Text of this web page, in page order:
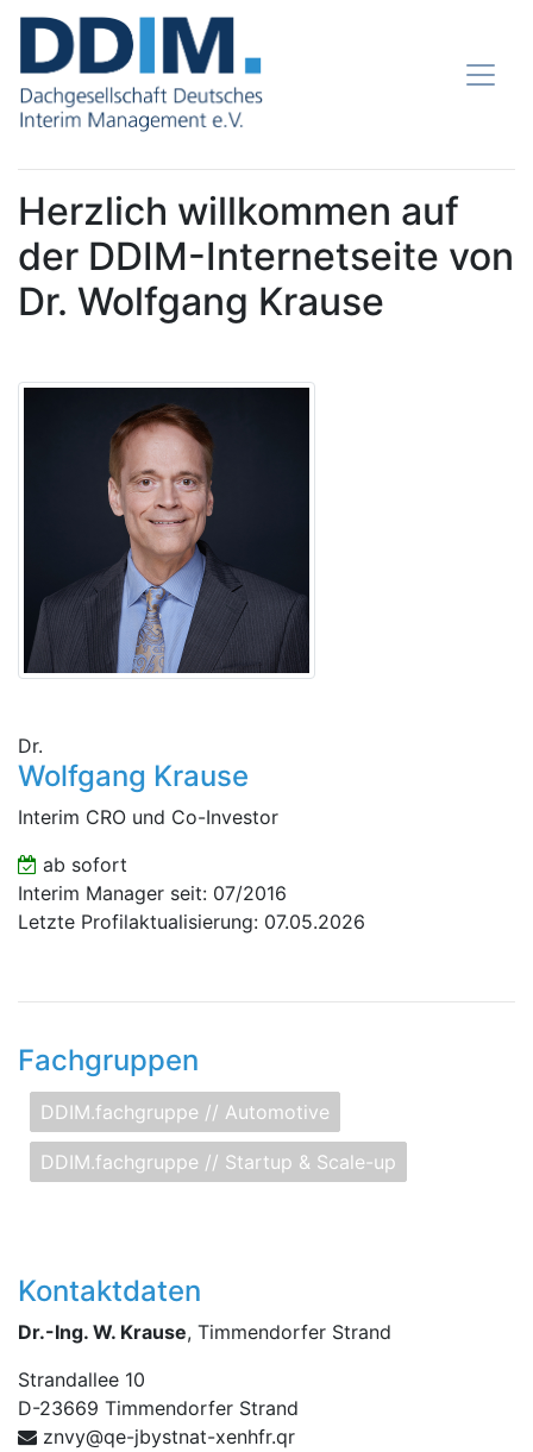
Herzlich willkommen auf
der DDIM-Internetseite von
Dr. Wolfgang Krause
Dr.
Wolfgang Krause
Interim CRO und Co-Investor
ab sofort
Interim Manager seit: 07/2016
Letzte Profilaktualisierung: 07.05.2026
Fachgruppen
DDIM.fachgruppe // Automotive
DDIM.fachgruppe // Startup & Scale-up
Kontaktdaten
Dr.-Ing. W. Krause, Timmendorfer Strand
Strandallee 10
D-23669 Timmendorfer Strand
rq
.rfhnex-tantsybj-eq@yvnz